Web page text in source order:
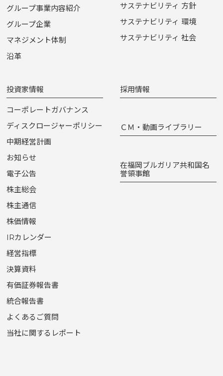
グループ事業内容紹介
グループ企業
マネジメント体制
沿革
サステナビリティ 方針
サステナビリティ 環境
サステナビリティ 社会
投資家情報
コーポレートガバナンス
ディスクロージャーポリシー
中期経営計画
お知らせ
電子公告
株主総会
株主通信
株価情報
IRカレンダー
経営指標
決算資料
有価証券報告書
統合報告書
よくあるご質問
当社に関するレポート
採用情報
ＣＭ・動画ライブラリー
在福岡ブルガリア共和国名
誉領事館